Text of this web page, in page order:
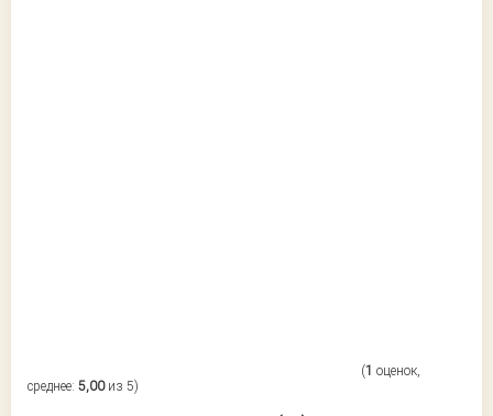
(1 оценок,
среднее: 5,00из 5)